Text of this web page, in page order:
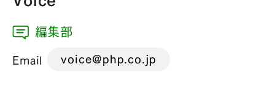
編集部
Email voice@php.co.jp